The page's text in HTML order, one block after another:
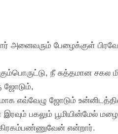
அனைவரும் பேழைக்குள்
நீ சுத்தமான
ஜோடும்,
எவ்வேழு ஜோடும்
இரவும் பகலும்
என்றார்.